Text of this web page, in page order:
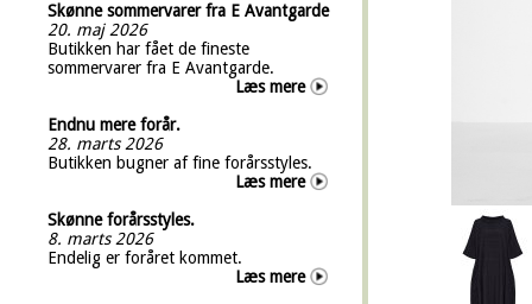
Skønne sommervarer fra E Avantgarde
20. maj 2026
Butikken har fået de fineste
sommervarer fra E Avantgarde.
Læs mere
Endnu mere forår.
28. marts 2026
Butikken bugner af fine forårsstyles.
Læs mere
Skønne forårsstyles.
8. marts 2026
Endelig er foråret kommet.
Læs mere